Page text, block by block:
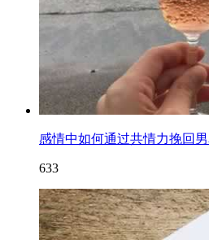
感情中如何通过共情力挽回
633